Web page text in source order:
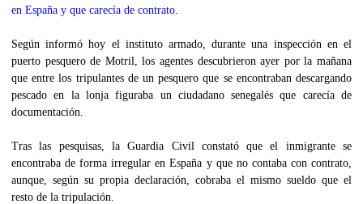
en España y que carecía de contrato.
Según informó hoy el instituto armado, durante una inspección en el
puerto pesquero de Motril, los agentes descubrieron ayer por la mañana
que entre los tripulantes de un pesquero que se encontraban descargando
pescado en la lonja figuraba un ciudadano senegalés que carecía de
documentación.
Tras las pesquisas, la Guardia Civil constató que el inmigrante se
encontraba de forma irregular en España y que no contaba con contrato,
aunque, según su propia declaración, cobraba el mismo sueldo que el
resto de la tripulación.